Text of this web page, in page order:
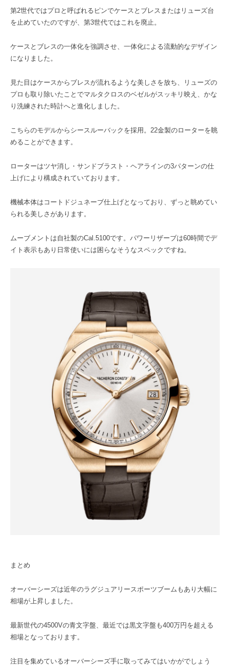
第2世代ではプロと呼ばれるピンでケースとブレスまたはリューズ台
を止めていたのですが、第3世代ではこれを廃止。
ケースとブレスの一体化を強調させ、一体化による流動的なデザイン
になりました。
見た目はケースからブレスが流れるような美しさを放ち、リューズの
プロも取り除いたことでマルタクロスのベゼルがスッキリ映え、かな
り洗練された時計へと進化しました。
こちらのモデルからシースルーバックを採用。22金製のローターを眺
めることができます。
ローターはツヤ消し・サンドブラスト・ヘアラインの3パターンの仕
上げにより構成されていております。
機械本体はコートドジュネーブ仕上げとなっており、ずっと眺めてい
られる美しさがあります。
ムーブメントは自社製のCal.5100です。パワーリザーブは60時間でデ
イト表示もあり日常使いには困らなそうなスペックですね。
まとめ
オーバーシーズは近年のラグジュアリースポーツブームもあり大幅に
相場が上昇しました。
最新世代の4500Vの青文字盤、最近では黒文字盤も400万円を超える
相場となっております。
注目を集めているオーバーシーズ手に取ってみてはいかがでしょう